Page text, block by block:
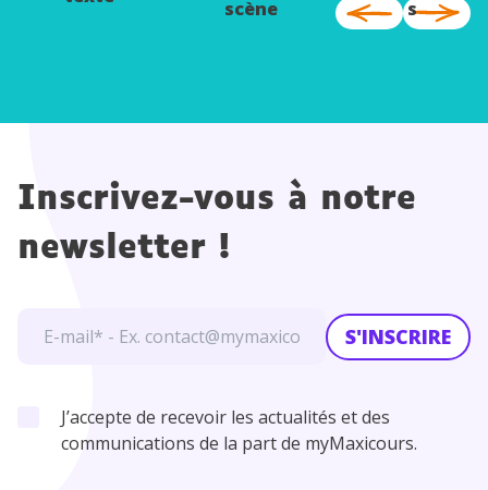
scène s
Inscrivez-vous à notre
newsletter !
S'INSCRIRE
J’accepte de recevoir les actualités et des
communications de la part de myMaxicours.